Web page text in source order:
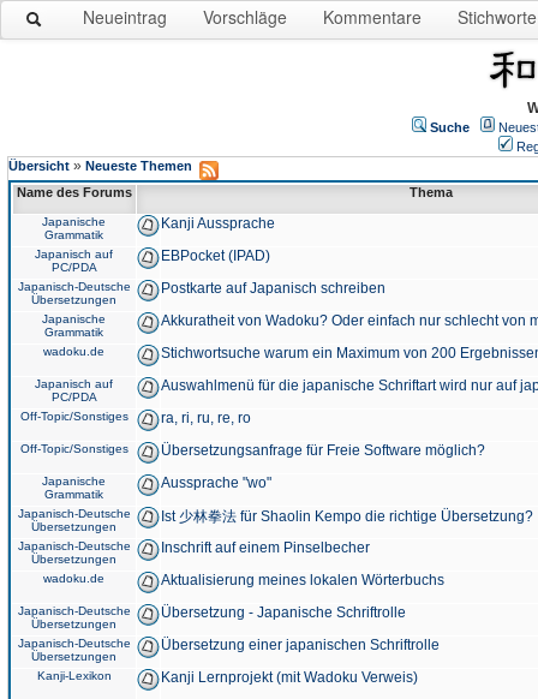
Neueintrag Vorschläge Kommentare Stichworte
Suche
Übersicht » Neueste Themen
Name des Forums
Thema
Japanische
Grammatik
Kanji Aussprache
Japanisch auf
PC/PDA
EBPocket (IPAD)
Japanisch-Deutsche
Übersetzungen
Postkarte auf Japanisch schreiben
Japanische
Grammatik
Akkuratheit von Wadoku? Oder einfach nur schlecht von
wadoku.de Stichwortsuche warum ein Maximum von 200
Japanisch auf
PC/PDA
Auswahlmenü für die japanische Schriftart wird nur auf
Off-Topic/Sonstiges ra, ri, ru, re, ro
Off-Topic/Sonstiges Übersetzungsanfrage für Freie Software möglich?
Japanische
Grammatik
Aussprache "wo"
Japanisch-Deutsche
Übersetzungen
Ist 少林拳法 für Shaolin Kempo die richtige Übersetzung?
Japanisch-Deutsche
Übersetzungen
Inschrift auf einem Pinselbecher
wadoku.de Aktualisierung meines lokalen Wörterbuchs
Japanisch-Deutsche
Übersetzungen
Übersetzung - Japanische Schriftrolle
Japanisch-Deutsche
Übersetzungen
Übersetzung einer japanischen Schriftrolle
Kanji-Lexikon Kanji Lernprojekt (mit Wadoku Verweis)